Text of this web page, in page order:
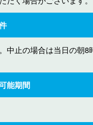
中止の場合は当日の朝8
能期間